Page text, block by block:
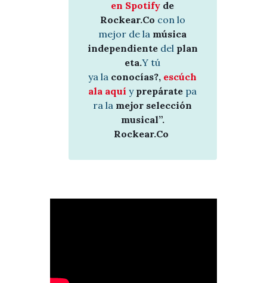
en Spotify de
Rockear.Co con lo
mejor de la música
independientedel plan
eta.Y tú
ya la conocías?, escúch
ala aquí yprepárate pa
ra la mejor selección
musical”.
Rockear.Co